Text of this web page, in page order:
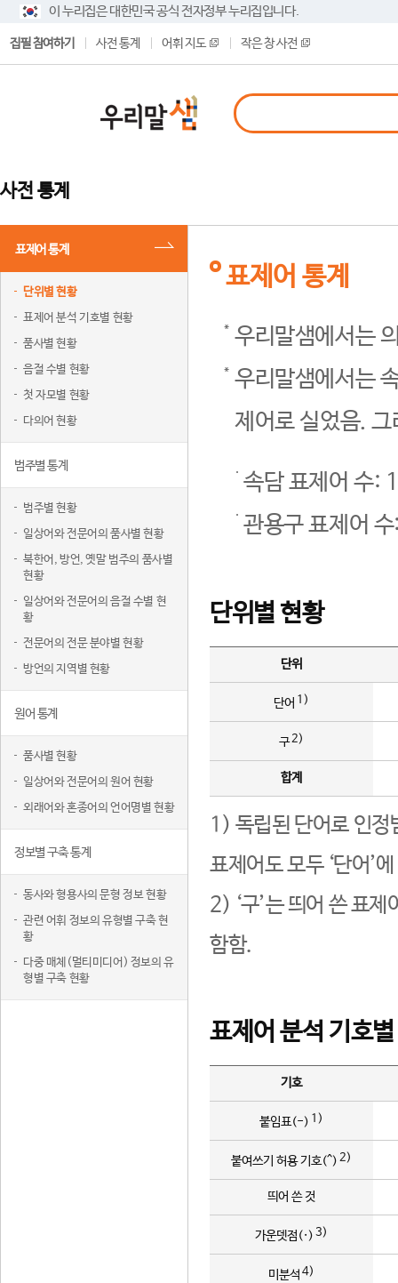
이 누리집은 대한민국 공식 전자정부 누리집입니다.
집필 참여하기 사전 통계 어휘 지도 작은 창 사전
사전 통계
표제어 통계
단위별 현황
표제어 분석 기호별 현황
품사별 현황
음절 수별 현황
첫 자모별 현황
다의어 현황
범주별 통계
범주별 현황
일상어와 전문어의 품사별 현황
북한어, 방언, 옛말 범주의 품사별
현황
일상어와 전문어의 음절 수별 현
황
전문어의 전문 분야별 현황
방언의 지역별 현황
원어 통계
품사별 현황
일상어와 전문어의 원어 현황
외래어와 혼종어의 언어명별 현황
정보별 구축 통계
동사와 형용사의 문형 정보 현황
관련 어휘 정보의 유형별 구축 현
황
다중 매체(멀티미디어) 정보의 유
형별 구축 현황
표제어 통계
우리말샘에서는
우리말샘에서는
제어로 실었음.
속담 표제어 수:
관용구 표제어
단위별 현황
단위
단어 1)
구2)
합계
1) 독립된 단어로 인정
표제어도 모두 ‘단어’
2) ‘구’는 띄어 쓴 표
함함.
표제어 분석 기호
기호
붙임표(-) 1)
붙여쓰기 허용 기호(^) 2)
띄어 쓴 것
가운뎃점(·) 3)
미분석 4)